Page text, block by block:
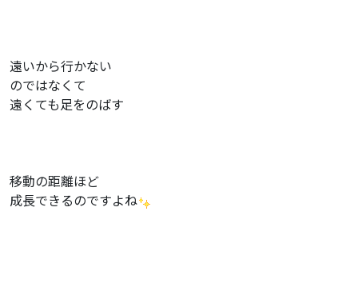
遠いから行かない
のではなくて
遠くても足をのばす
移動の距離ほど
成長できるのですよね